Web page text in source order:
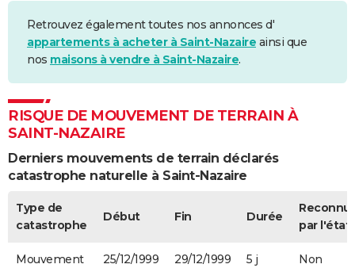
Retrouvez également toutes nos annonces d'
appartements à acheter à Saint-Nazaire ainsi que
nos maisons à vendre à Saint-Nazaire.
RISQUE DE MOUVEMENT DE TERRAIN À
SAINT-NAZAIRE
Derniers mouvements de terrain déclarés
catastrophe naturelle à Saint-Nazaire
Type de
catastrophe
Début Fin Durée
par l'état
Mouvement
25/12/1999 29/12/1999 5 j Non